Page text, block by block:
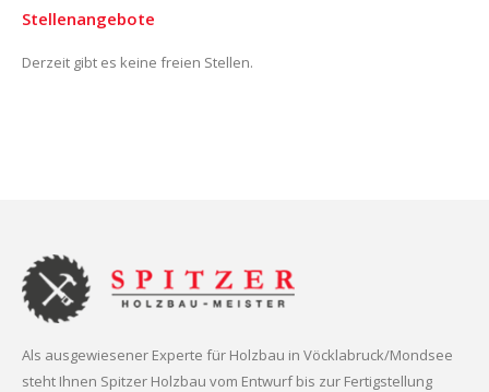
Stellenangebote
Derzeit gibt es keine freien Stellen.
Als ausgewiesener Experte für Holzbau in Vöcklabruck/Mondsee
steht Ihnen Spitzer Holzbau vom Entwurf bis zur Fertigstellung